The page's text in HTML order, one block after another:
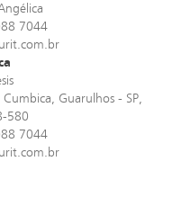
7044
Guarulhos - SP,
580
7044